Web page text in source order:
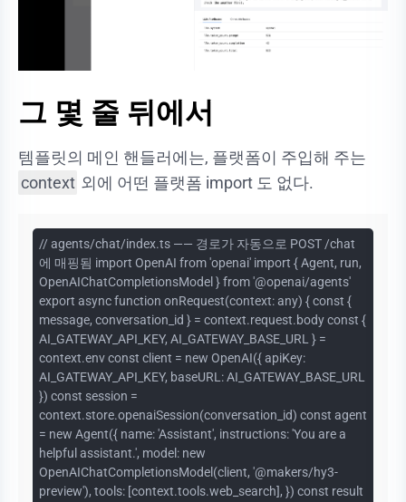
그 몇 줄 뒤에서
템플릿의 메인 핸들러에는, 플랫폼이 주입해 주는
context 외에 어떤 플랫폼 import 도 없다.
// agents/chat/index.ts —— 경로가 자동으로 POST /chat
에 매핑됨 import OpenAI from 'openai' import { Agent, run,
OpenAIChatCompletionsModel } from '@openai/agents'
export async function onRequest(context: any) { const {
message, conversation_id } = context.request.body const {
AI_GATEWAY_API_KEY, AI_GATEWAY_BASE_URL } =
context.env const client = new OpenAI({ apiKey:
AI_GATEWAY_API_KEY, baseURL: AI_GATEWAY_BASE_URL
}) const session =
context.store.openaiSession(conversation_id) const agent
= new Agent({ name: 'Assistant', instructions: 'You are a
helpful assistant.', model: new
OpenAIChatCompletionsModel(client, '@makers/hy3-
preview'), tools: [context.tools.web_search], }) const result